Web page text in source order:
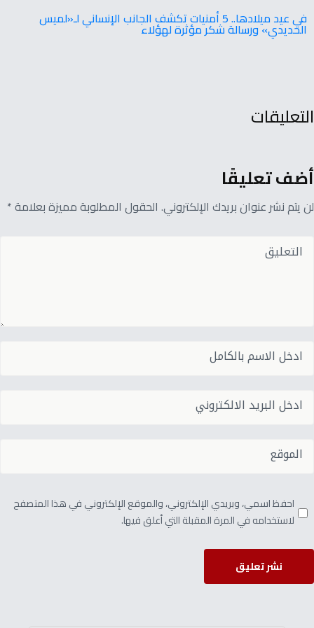
في عيد ميلادها.. 5 أمنيات تكشف الجانب الإنساني لـ«لميس
الحديدي» ورسالة شكر مؤثرة لهؤلاء
التعليقات
أضف تعليقًا
لن يتم نشر عنوان بريدك الإلكتروني. الحقول المطلوبة مميزة بعلامة *
احفظ اسمي، وبريدي الإلكتروني، والموقع الإلكتروني في هذا المتصفح
لاستخدامه في المرة المقبلة التي أعلق فيها.
نشر تعليق